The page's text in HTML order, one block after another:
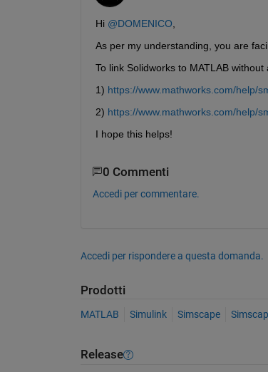
Hi @DOMENICO
As per my understanding, you are
To link Solidworks to MATLAB
1) https://www.mathworks.com/help/
2) https://www.mathworks.com/help/
I hope this helps!
0 Commenti
Accedi per commentare.
Accedi per rispondere a questa domanda.
Prodotti
MATLAB Simulink Simscape
Release